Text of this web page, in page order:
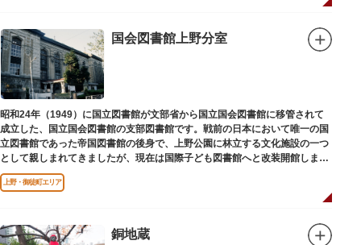
国会図書館上野分室
昭和24年（1949）に国立図書館が文部省から国立国会図書館に移管されて
成立した、国立国会図書館の支部図書館です。戦前の日本において唯一の国
立図書館であった帝国図書館の後身で、上野公園に林立する文化施設の一つ
として親しまれてきましたが、現在は国際子ども図書館へと改装開館しまし
た。
上野・御徒町エリア
銅地蔵